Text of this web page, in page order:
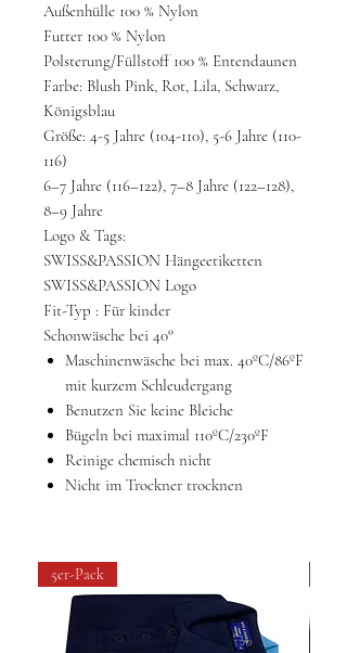
Außenhülle 100 % Nylon
Futter 100 % Nylon
Polsterung/Füllstoff 100 % Entendaunen
Farbe: Blush Pink, Rot, Lila, Schwarz,
Königsblau
Größe: 4-5 Jahre (104-110), 5-6 Jahre (110-
116)
6–7 Jahre (116–122), 7–8 Jahre (122–128),
8–9 Jahre
Logo & Tags:
SWISS&PASSION Hängeetiketten
SWISS&PASSION Logo
Fit-Typ : Für kinder
Schonwäsche bei 40°
Maschinenwäsche bei max. 40ºC/86ºF
mit kurzem Schleudergang
Benutzen Sie keine Bleiche
Bügeln bei maximal 110ºC/230ºF
Reinige chemisch nicht
Nicht im Trockner trocknen
5er-Pack